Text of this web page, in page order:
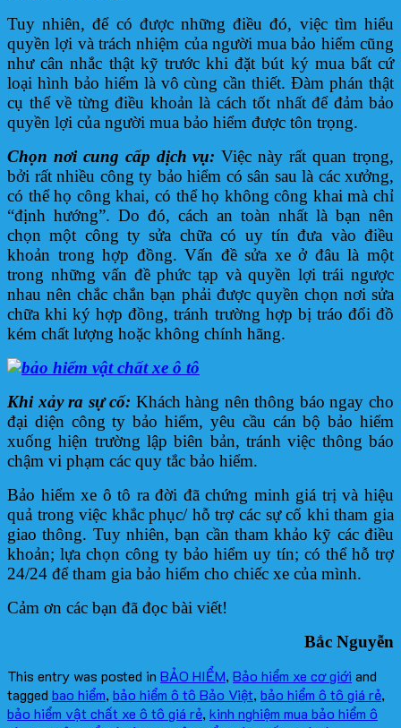
Tuy nhiên, để có được những điều đó, việc tìm hiểu
quyền lợi và trách nhiệm của người mua bảo hiểm cũng
như cân nhắc thật kỹ trước khi đặt bút ký mua bất cứ
loại hình bảo hiểm là vô cùng cần thiết. Đàm phán thật
cụ thể về từng điều khoản là cách tốt nhất để đảm bảo
quyền lợi của người mua bảo hiểm được tôn trọng.
Chọn nơi cung cấp dịch vụ: Việc này rất quan trọng,
bởi rất nhiều công ty bảo hiểm có sân sau là các xưởng,
có thể họ công khai, có thể họ không công khai mà chỉ
“định hướng”. Do đó, cách an toàn nhất là bạn nên
chọn một công ty sửa chữa có uy tín đưa vào điều
khoản trong hợp đồng. Vấn đề sửa xe ở đâu là một
trong những vấn đề phức tạp và quyền lợi trái ngược
nhau nên chắc chắn bạn phải được quyền chọn nơi sửa
chữa khi ký hợp đồng, tránh trường hợp bị tráo đổi đồ
kém chất lượng hoặc không chính hãng.
Khi xảy ra sự cố: Khách hàng nên thông báo ngay cho
đại diện công ty bảo hiểm, yêu cầu cán bộ bảo hiểm
xuống hiện trường lập biên bản, tránh việc thông báo
chậm vi phạm các quy tắc bảo hiểm.
Bảo hiểm xe ô tô ra đời đã chứng minh giá trị và hiệu
quả trong việc khắc phục/ hỗ trợ các sự cố khi tham gia
giao thông. Tuy nhiên, bạn cần tham khảo kỹ các điều
khoản; lựa chọn công ty bảo hiểm uy tín; có thể hỗ trợ
24/24 để tham gia bảo hiểm cho chiếc xe của mình.
Cảm ơn các bạn đã đọc bài viết!
Bắc Nguyễn
This entry was posted in BẢO HIỂM, Bảo hiểm xe cơ giới and
tagged bao hiểm, bảo hiểm ô tô Bảo Việt, bảo hiểm ô tô giá rẻ,
bảo hiểm vật chất xe ô tô giá rẻ, kinh nghiệm mua bảo hiểm ô